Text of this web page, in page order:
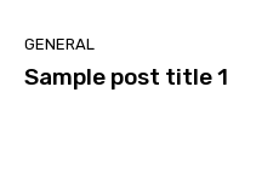
GENERAL
Sample post title 1